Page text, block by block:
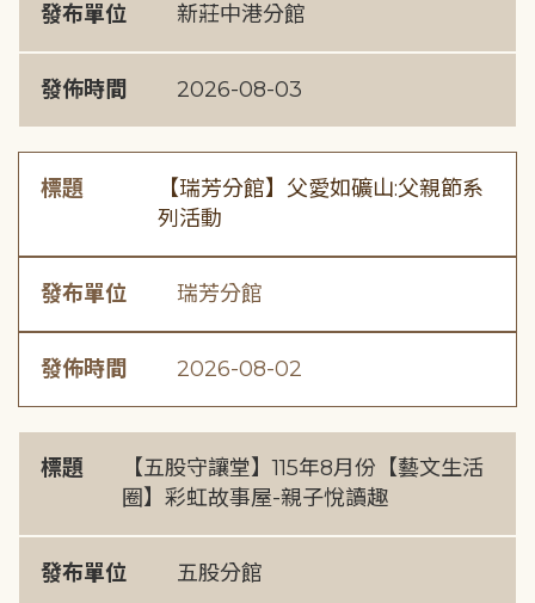
發布單位 新莊中港分館
發佈時間 2026-08-03
標題
【瑞芳分館】父愛如礦山:父親節系
列活動
發布單位 瑞芳分館
發佈時間 2026-08-02
標題
【五股守讓堂】115年8月份【藝文生活
圈】彩虹故事屋-親子悅讀趣
發布單位 五股分館